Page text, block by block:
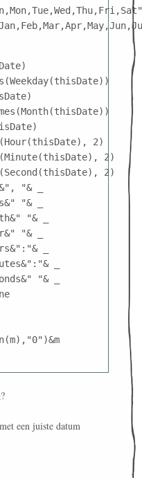
2)
2)
2)
"& _
"& _
"& _
"& _
_
_
"& _
een juiste datum